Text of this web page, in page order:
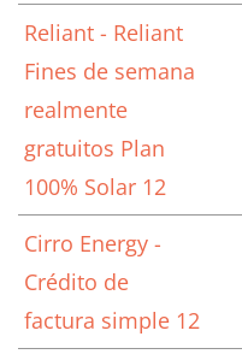
Reliant - Reliant
Fines de semana
realmente
gratuitos Plan
100% Solar 12
Cirro Energy -
Crédito de
factura simple 12